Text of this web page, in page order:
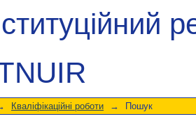
Кваліфікаційні роботи → Пошук